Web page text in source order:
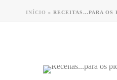
INÍCIO » RECEITAS…PARA OS